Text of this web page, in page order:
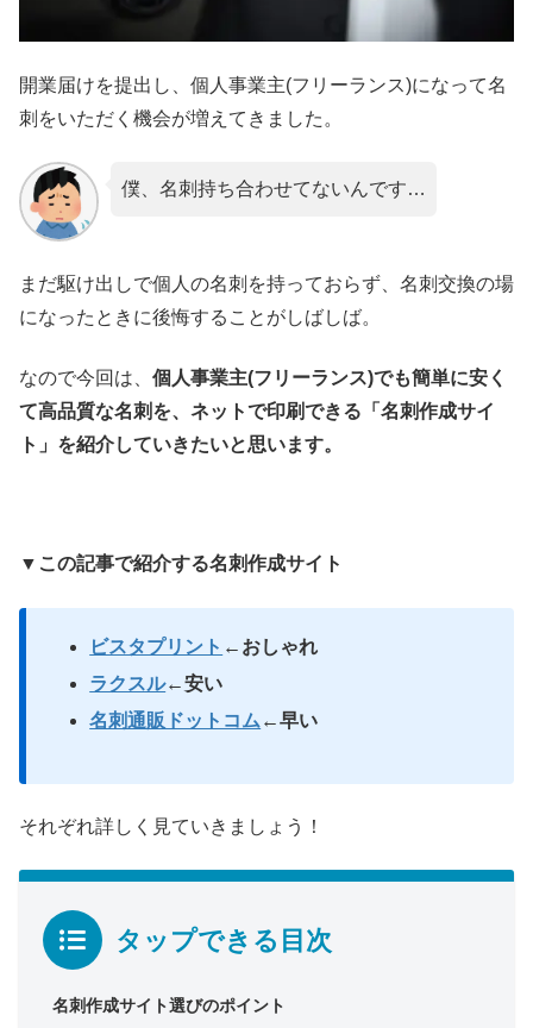
開業届けを提出し、個人事業主(フリーランス)になって名
刺をいただく機会が増えてきました。
僕、名刺持ち合わせてないんです…
まだ駆け出しで個人の名刺を持っておらず、名刺交換の場
になったときに後悔することがしばしば。
なので今回は、 個人事業主(フリーランス)でも簡単に安く
て高品質な名刺を、ネットで印刷できる「名刺作成サイ
ト」を紹介していきたいと思います。
▼この記事で紹介する名刺作成サイト
ビスタプリント ←おしゃれ
ラクスル←安い
名刺通販ドットコム ←早い
それぞれ詳しく見ていきましょう！
タップできる目次
名刺作成サイト選びのポイント